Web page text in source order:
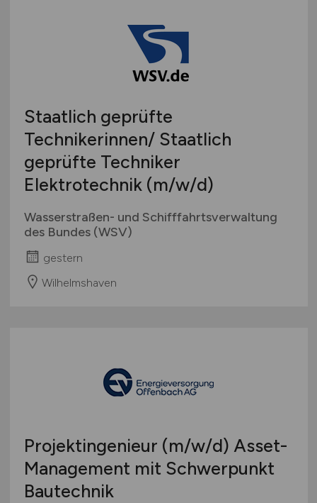
Staatlich geprüfte
Technikerinnen/ Staatlich
geprüfte Techniker
Elektrotechnik (m/w/d)
Wasserstraßen- und Schifffahrtsverwaltung
des Bundes (WSV)
gestern
Wilhelmshaven
Projektingenieur (m/w/d) Asset-
Management mit Schwerpunkt
Bautechnik